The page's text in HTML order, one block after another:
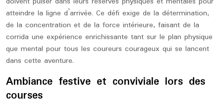
atteindre la ligne d’arrivée. Ce défi exige de la détermination,
de la concentration et de la force intérieure, faisant de la
corrida une expérience enrichissante tant sur le plan physique
que mental pour tous les coureurs courageux qui se lancent
dans cette aventure.
Ambiance festive et conviviale lors des
courses